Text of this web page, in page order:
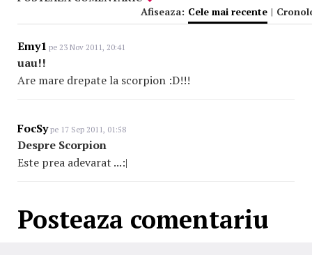
Afiseaza: Cele mai recente |
Emy1 pe 23 Nov 2011, 20:41
uau!!
Are mare drepate la scorpion :D!!!
FocSype 17 Sep 2011, 01:58
Despre Scorpion
Este prea adevarat ...:|
Posteaza comentariu